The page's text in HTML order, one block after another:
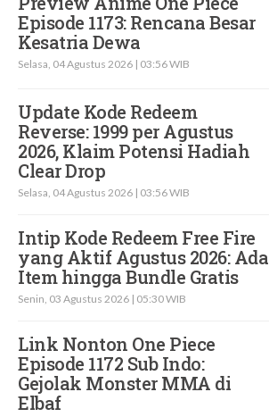
Episode 1173: Rencana Besar
Kesatria Dewa
Selasa, 04 Agustus 2026 | 03:56 WIB
Update Kode Redeem
Reverse: 1999 per Agustus
2026, Klaim Potensi Hadiah
Clear Drop
Selasa, 04 Agustus 2026 | 03:56 WIB
Intip Kode Redeem Free Fire
yang Aktif Agustus 2026: Ada
Item hingga Bundle Gratis
Senin, 03 Agustus 2026 | 05:30 WIB
Link Nonton One Piece
Episode 1172 Sub Indo:
Gejolak Monster MMA di
Elbaf